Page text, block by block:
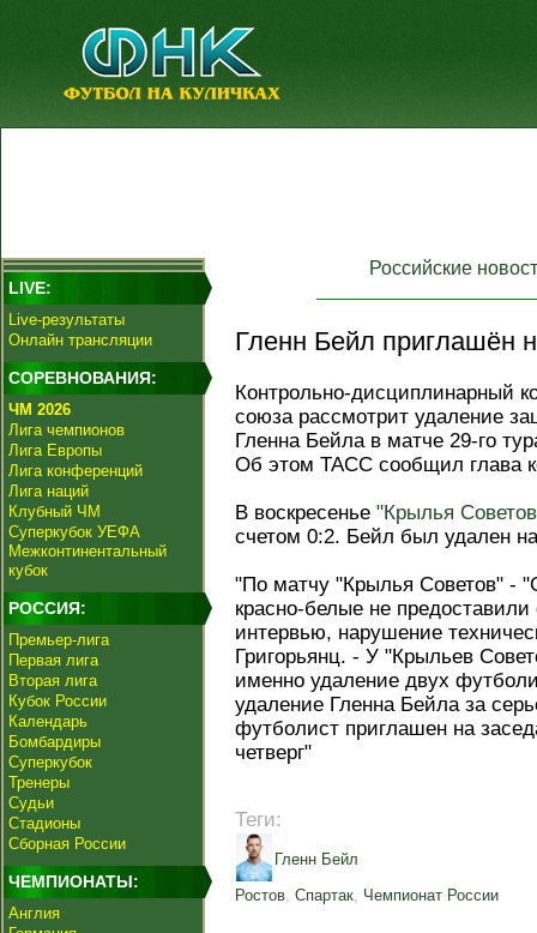
LIVE:
Live-результаты
Онлайн трансляции
СОРЕВНОВАНИЯ:
ЧМ 2026
Лига чемпионов
Лига Европы
Лига конференций
Лига наций
Клубный ЧМ
Суперкубок УЕФА
Межконтинентальный
кубок
РОССИЯ:
Премьер-лига
Первая лига
Вторая лига
Кубок России
Календарь
Бомбардиры
Суперкубок
Тренеры
Судьи
Стадионы
Сборная России
ЧЕМПИОНАТЫ:
Англия
Российские
Гленн Бейл приглашён
Контрольно-дисциплинарный
союза рассмотрит удаление
Гленна Бейла в матче 29-го
Об этом ТАСС сообщил глава
В воскресенье "Крылья
счетом 0:2. Бейл был удален
"По матчу "Крылья Советов" -
красно-белые не
интервью, нарушение
Григорьянц. - У "Крыльев
именно удаление двух
удаление Гленна Бейла за
футболист приглашен на
четверг"
Теги:
Гленн Бейл
Ростов, Спартак, Чемпионат России